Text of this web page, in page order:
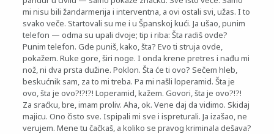
mi nisu bili žandarmerija i interventna, a ovi ostali svi, užas. I to
svako veče. Startovali su me i u Španskoj kući. Ja ušao, punim
telefon — odma su upali dvoje; tip i riba: Šta radiš ovde?
Punim telefon. Gde puniš, kako, šta? Evo ti struja ovde,
pokažem. Ruke gore, širi noge. I onda krene pretres i nađu mi
nož, ni dva prsta dužine. Poklon. Šta će ti ovo? Sečem hleb,
beskućnik sam, za to mi treba. Pa mi našli loperamid. Šta je
ovo, šta je ovo?!?!?! Loperamid, kažem. Govori, šta je ovo?!?!
Za sraćku, bre, imam proliv. Aha, ok. Vene daj da vidimo. Skidaj
majicu. Ono čisto sve. Ispipali mi sve i ispreturali. Ja izašao, ne
verujem. Mene tu čačkaš, a koliko se pravog kriminala dešava?